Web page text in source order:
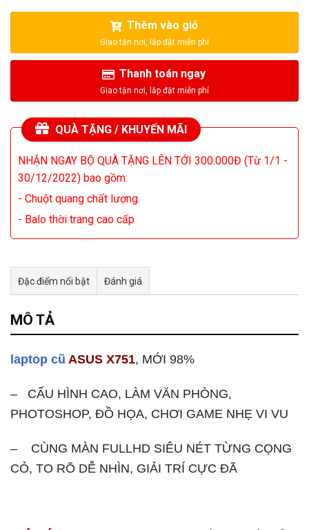
Thêm vào giỏ
Thanh toán ngay
QUÀ TẶNG / KHUYẾN MÃI
NHẬN NGAY BỘ QUÀ TẶNG LÊN TỚI 300.000Đ (Từ 1/1 -
30/12/2022) bao gồm:
- Chuột quang chất lượng.
- Balo thời trang cao cấp
Đặc điểm nổi bật Đánh giá
Tư vấn & bán hàng qua Facebook
MÔ TẢ
laptop cũ ASUS X751, MỚI 98%
– CẤU HÌNH CAO, LÀM VĂN PHÒNG,
PHOTOSHOP, ĐỒ HỌA, CHƠI GAME NHẸ VI VU
– CÙNG MÀN FULLHD SIÊU NÉT TỪNG CỌNG
CỎ, TO RÕ DỄ NHÌN, GIẢI TRÍ CỰC ĐÃ